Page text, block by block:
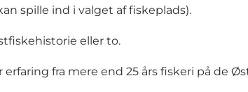
spille ind i valget af fiskeplads).
eller to.
fra mere end 25 års fiskeri på de